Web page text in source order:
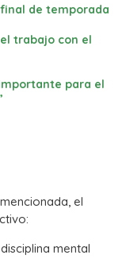
de temporada
trabajo con el
para el
el
mental